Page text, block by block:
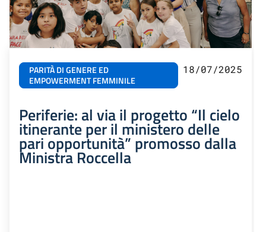
PARITÀ DI GENERE ED
EMPOWERMENT FEMMINILE
18/07/2025
Periferie: al via il progetto “Il cielo
itinerante per il ministero delle
pari opportunità” promosso dalla
Ministra Roccella